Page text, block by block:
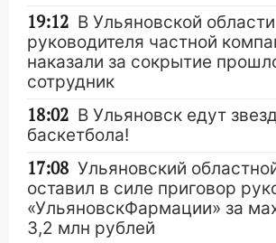
19:12 В Ульяновской области
руководителя частной
наказали за сокрытие
сотрудник
18:02 В Ульяновск едут
баскетбола!
17:08 Ульяновский
оставил в силе приговор
«УльяновскФармации» за
3,2 млн рублей